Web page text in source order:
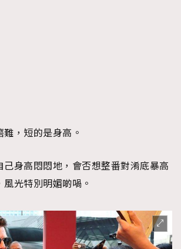
，短的是身高。
己身高悶悶地，會否想整番對淆底暴高
光特別明媚啲喎。